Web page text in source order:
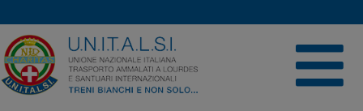
to
content